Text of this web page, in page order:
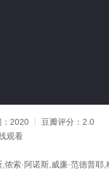
2020 豆瓣评分： 2.0
观看
侬索·阿诺斯,威廉·范德普耶,